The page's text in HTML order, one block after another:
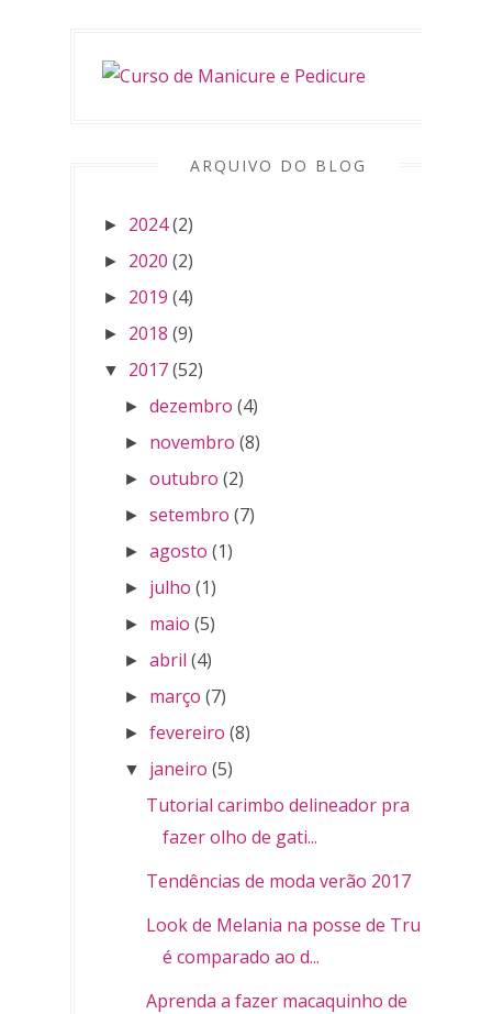
ARQUIVO DO BLOG
► 2024(2)
► 2020 (2)
► 2019 (4)
► 2018 (9)
▼ 2017(52)
►dezembro (4)
► novembro (8)
►outubro (2)
►setembro (7)
►agosto (1)
► julho (1)
► maio (5)
►abril (4)
► março (7)
►fevereiro (8)
▼ janeiro (5)
Tutorial carimbo delineador pra
fazer olho de gati...
Tendências de moda verão 2017
Look de Melania na posse de Trump
é comparado ao d...
Aprenda a fazer macaquinho de